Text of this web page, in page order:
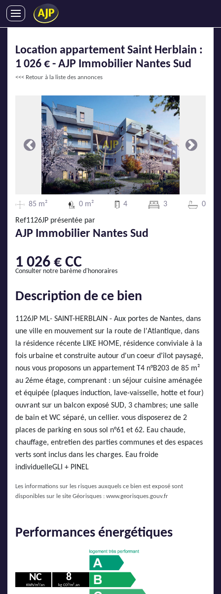
VENTES
LOCATIONS
GESTION LOCATIVE
IMMOBILIER NEUF
LOCATIONS DE VACANCES
ENTREPRISES
DEVENIR FRANCHISÉ
AJP Recrute
AJP Actualités
Service Qualité Clients
Location appartement Saint Herblain :
1 026 € - AJP Immobilier Nantes Sud
<<< Retour à la liste des annonces
Précédente Suivante
85 m² 0 m² 4 3 0
Ref1126JP présentée par
AJP Immobilier Nantes Sud
1 026 € CC
Consulter notre barème d'honoraires
Description de ce bien
1126JP ML- SAINT-HERBLAIN - Aux portes de Nantes, dans
une ville en mouvement sur la route de l'Atlantique, dans
la résidence récente LIKE HOME, résidence conviviale à la
fois urbaine et construite autour d'un coeur d'îlot paysagé,
nous vous proposons un appartement T4 n°B203 de 85 m²
au 2éme étage, comprenant : un séjour cuisine aménagée
et équipée (plaques induction, lave-vaisselle, hotte et four)
ouvrant sur un balcon exposé SUD, 3 chambres; une salle
de bain et WC séparé, un cellier. vous disposerez de 2
places de parking en sous sol n°61 et 62. Eau chaude,
chauffage, entretien des parties communes et des espaces
verts sont inclus dans les charges. Eau froide
individuelleGLI + PINEL
Les informations sur les risques auxquels ce bien est exposé sont
disponibles sur le site Géorisques : www.georisques.gouv.fr
Performances énergétiques
NC
KWh/m²/an
8
kg CO²/m².an